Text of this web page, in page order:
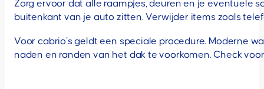
Zorg ervoor dat alle raampjes, deuren en je eventuele
buitenkant van je auto zitten. Verwijder items zoals
Voor cabrio’s geldt een speciale procedure. Moderne
naden en randen van het dak te voorkomen. Check